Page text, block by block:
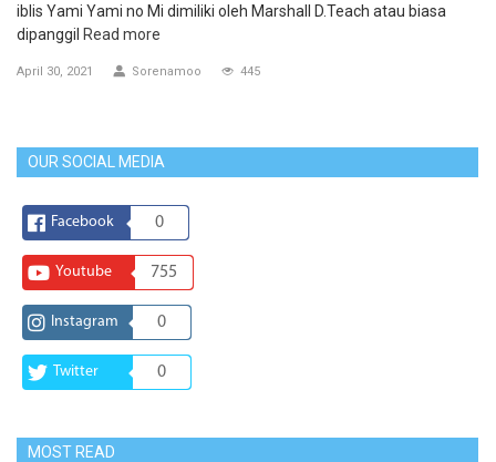
iblis Yami Yami no Mi dimiliki oleh Marshall D.Teach atau biasa
dipanggil Read more
April 30, 2021 Sorenamoo 445
OUR SOCIAL MEDIA
Facebook 0
Youtube 755
Instagram 0
Twitter 0
MOST READ